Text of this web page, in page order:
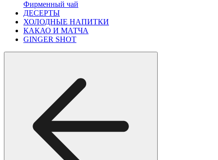
Фирменный чай
ДЕСЕРТЫ
ХОЛОДНЫЕ НАПИТКИ
КАКАО И МАТЧА
GINGER SHOT